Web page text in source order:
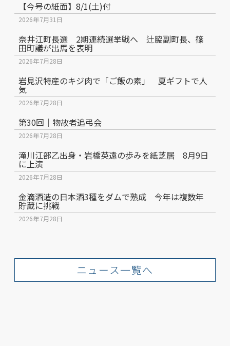
【今号の紙面】8/1(土)付
2026年7月31日
奈井江町長選 2期連続選挙戦へ 辻脇副町長、篠
田町議が出馬を表明
2026年7月28日
岩見沢特産のキジ肉で「ご飯の素」 夏ギフトで人
気
2026年7月28日
第30回｜物故者追弔会
2026年7月28日
滝川江部乙出身・岩橋英遠の歩みを紙芝居 8月9日
に上演
2026年7月28日
金滴酒造の日本酒3種をダムで熟成 今年は複数年
貯蔵に挑戦
2026年7月28日
ニュース一覧へ